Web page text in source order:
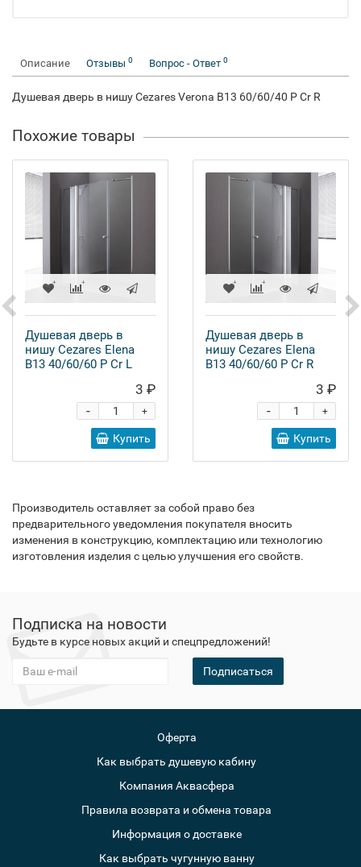
Описание Отзывы 0 Вопрос - Ответ 0
Душевая дверь в нишу Cezares Verona B13 60/60/40 P Cr R
Похожие товары
Душевая дверь в
нишу Cezares Elena
B13 40/60/60 P Cr L
3 ₽
+
-
Купить
Душевая дверь в
нишу Cezares Elena
B13 40/60/60 P Cr R
3 ₽
+
-
Купить
Производитель оставляет за собой право без
предварительного уведомления покупателя вносить
изменения в конструкцию, комплектацию или технологию
изготовления изделия с целью улучшения его свойств.
Подписка на новости
Будьте в курсе новых акций и спецпредложений!
Подписаться
Оферта
Как выбрать душевую кабину
Компания Аквасфера
Правила возврата и обмена товара
Информация о доставке
Как выбрать чугунную ванну